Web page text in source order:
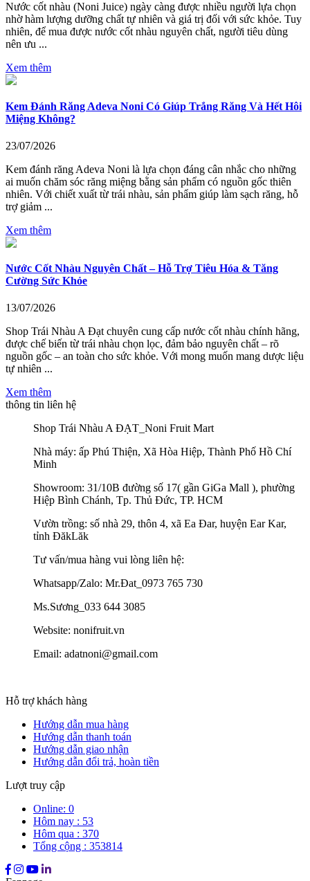
Nước cốt nhàu (Noni Juice) ngày càng được nhiều người lựa chọn
nhờ hàm lượng dưỡng chất tự nhiên và giá trị đối với sức khỏe. Tuy
nhiên, để mua được nước cốt nhàu nguyên chất, người tiêu dùng
nên ưu ...
Xem thêm
Kem Đánh Răng Adeva Noni Có Giúp Trắng Răng Và Hết Hôi
Miệng Không?
23/07/2026
Kem đánh răng Adeva Noni là lựa chọn đáng cân nhắc cho những
ai muốn chăm sóc răng miệng bằng sản phẩm có nguồn gốc thiên
nhiên. Với chiết xuất từ trái nhàu, sản phẩm giúp làm sạch răng, hỗ
trợ giảm ...
Xem thêm
Nước Cốt Nhàu Nguyên Chất – Hỗ Trợ Tiêu Hóa & Tăng
Cường Sức Khỏe
13/07/2026
Shop Trái Nhàu A Đạt chuyên cung cấp nước cốt nhàu chính hãng,
được chế biến từ trái nhàu chọn lọc, đảm bảo nguyên chất – rõ
nguồn gốc – an toàn cho sức khỏe. Với mong muốn mang dược liệu
tự nhiên ...
Xem thêm
thông tin liên hệ
Shop Trái Nhàu A ĐẠT_Noni Fruit Mart
Nhà máy: ấp Phú Thiện, Xã Hòa Hiệp, Thành Phố Hồ Chí
Minh
Showroom: 31/10B đường số 17( gần GiGa Mall ), phường
Hiệp Bình Chánh, Tp. Thủ Đức, TP. HCM
Vườn trồng: số nhà 29, thôn 4, xã Ea Đar, huyện Ear Kar,
tỉnh ĐăkLăk
Tư vấn/mua hàng vui lòng liên hệ:
Whatsapp/Zalo: Mr.Đat_0973 765 730
Ms.Sương_033 644 3085
Website: nonifruit.vn
Email: adatnoni@gmail.com
Hỗ trợ khách hàng
Hướng dẫn mua hàng
Hướng dẫn thanh toán
Hướng dẫn giao nhận
Hướng dẫn đổi trả, hoàn tiền
Lượt truy cập
Online: 0
Hôm nay : 53
Hôm qua : 370
Tổng cộng : 353814